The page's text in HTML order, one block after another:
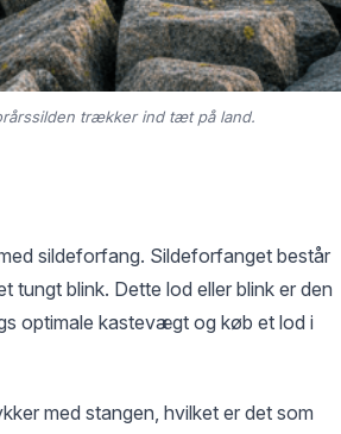
trækker ind tæt på land.
sildeforfang. Sildeforfanget består
blink. Dette lod eller blink er den
optimale kastevægt og køb et lod i
med stangen, hvilket er det som